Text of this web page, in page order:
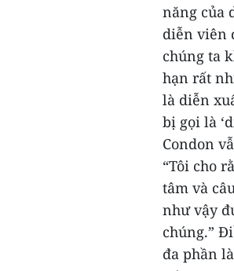
năng của
diễn viên
chúng ta
hạn rất
là diễn
bị gọi là
Condon
“Tôi cho
tâm và
như vậy
chúng.”
đa phần